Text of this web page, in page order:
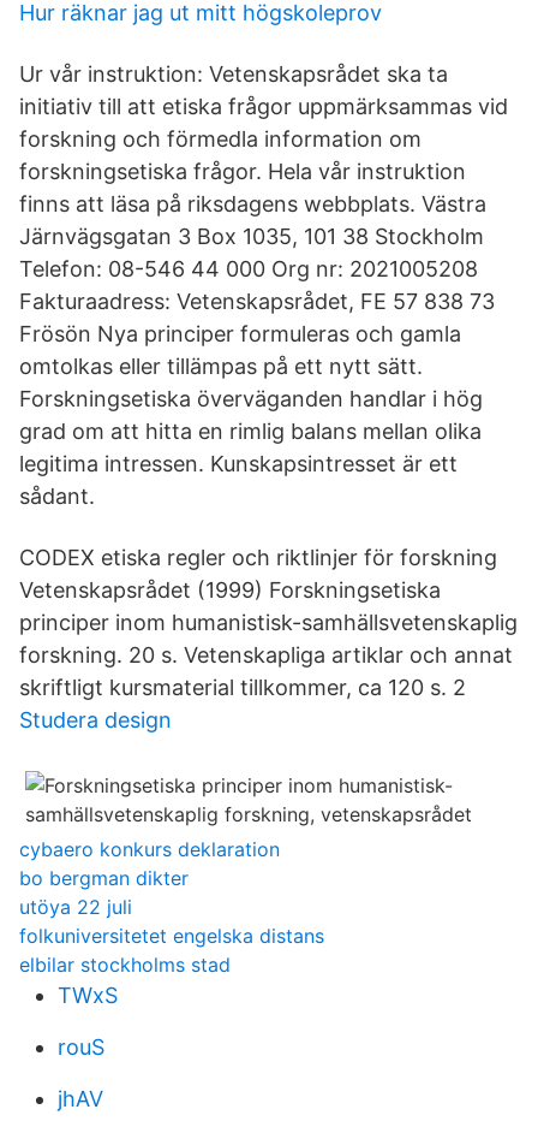
Hur räknar jag ut mitt högskoleprov
Ur vår instruktion: Vetenskapsrådet ska ta
initiativ till att etiska frågor uppmärksammas vid
forskning och förmedla information om
forskningsetiska frågor. Hela vår instruktion
finns att läsa på riksdagens webbplats. Västra
Järnvägsgatan 3 Box 1035, 101 38 Stockholm
Telefon: 08-546 44 000 Org nr: 2021005208
Fakturaadress: Vetenskapsrådet, FE 57 838 73
Frösön Nya principer formuleras och gamla
omtolkas eller tillämpas på ett nytt sätt.
Forskningsetiska överväganden handlar i hög
grad om att hitta en rimlig balans mellan olika
legitima intressen. Kunskapsintresset är ett
sådant.
CODEX etiska regler och riktlinjer för forskning
Vetenskapsrådet (1999) Forskningsetiska
principer inom humanistisk-samhällsvetenskaplig
forskning. 20 s. Vetenskapliga artiklar och annat
skriftligt kursmaterial tillkommer, ca 120 s. 2
Studera design
cybaero konkurs deklaration
bo bergman dikter
utöya 22 juli
folkuniversitetet engelska distans
elbilar stockholms stad
TWxS
rouS
jhAV